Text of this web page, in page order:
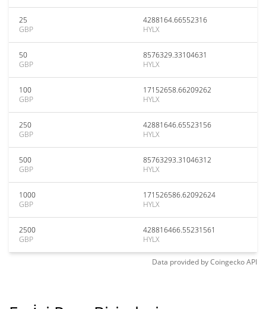
25
GBP
4288164.66552316
HYLX
50
GBP
8576329.33104631
HYLX
100
GBP
17152658.66209262
HYLX
250
GBP
42881646.65523156
HYLX
500
GBP
85763293.31046312
HYLX
1000
GBP
171526586.62092624
HYLX
2500
GBP
428816466.55231561
HYLX
Data provided byCoingeckoAPI